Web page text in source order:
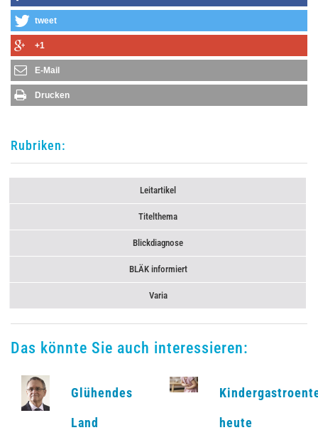
tweet
+1
E-Mail
Drucken
Rubriken:
Leitartikel
Titelthema
Blickdiagnose
BLÄK informiert
Varia
Das könnte Sie auch interessieren:
Glühendes
Land
heute